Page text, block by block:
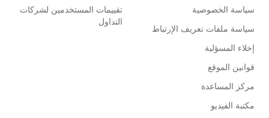
سياسة الخصوصية
سياسة ملفات تعريف الإرتباط
إخلاء المسؤلية
قوانين الموقع
مركز المساعدة
مكتبة الفيديو
تقييمات المستخدمين لشركات
التداول